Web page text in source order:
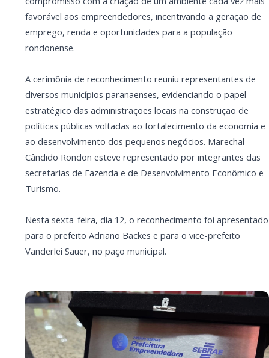
favorável aos empreendedores, incentivando a geração de
emprego, renda e oportunidades para a população
rondonense.
A cerimônia de reconhecimento reuniu representantes de
diversos municípios paranaenses, evidenciando o papel
estratégico das administrações locais na construção de
políticas públicas voltadas ao fortalecimento da economia e
ao desenvolvimento dos pequenos negócios. Marechal
Cândido Rondon esteve representado por integrantes das
secretarias de Fazenda e de Desenvolvimento Econômico e
Turismo.
Nesta sexta-feira, dia 12, o reconhecimento foi apresentado
para o prefeito Adriano Backes e para o vice-prefeito
Vanderlei Sauer, no paço municipal.